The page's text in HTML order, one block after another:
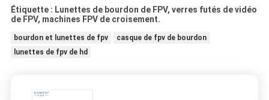
Étiquette : Lunettes de bourdon de FPV, verres futés de vidéo
de FPV, machines FPV de croisement.
bourdon et lunettes de fpv
casque de fpv de bourdon
lunettes de fpv de hd